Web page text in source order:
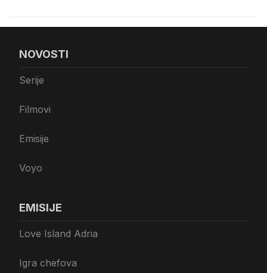
NOVOSTI
Serije
Filmovi
Emisije
Voyo
EMISIJE
Love Island Adria
Igra chefova